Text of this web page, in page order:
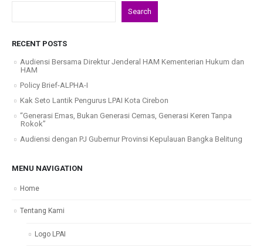
Search
RECENT POSTS
Audiensi Bersama Direktur Jenderal HAM Kementerian Hukum dan
HAM
Policy Brief-ALPHA-I
Kak Seto Lantik Pengurus LPAI Kota Cirebon
“Generasi Emas, Bukan Generasi Cemas, Generasi Keren Tanpa
Rokok”
Audiensi dengan PJ Gubernur Provinsi Kepulauan Bangka Belitung
MENU NAVIGATION
Home
Tentang Kami
Logo LPAI